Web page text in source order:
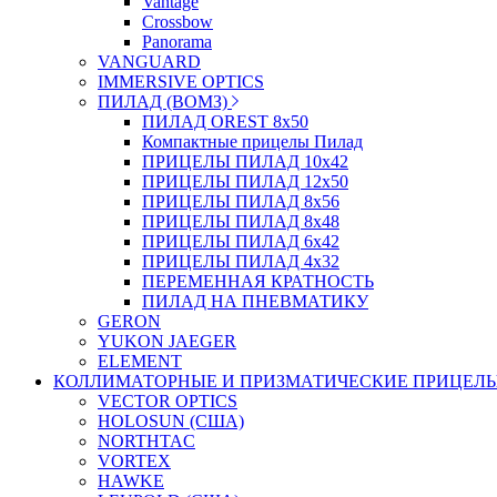
Crossbow
Panorama
VANGUARD
IMMERSIVE OPTICS
ПИЛАД (ВОМЗ)
ПИЛАД OREST 8х50
Компактные прицелы Пилад
ПРИЦЕЛЫ ПИЛАД 10х42
ПРИЦЕЛЫ ПИЛАД 12х50
ПРИЦЕЛЫ ПИЛАД 8х56
ПРИЦЕЛЫ ПИЛАД 8х48
ПРИЦЕЛЫ ПИЛАД 6х42
ПРИЦЕЛЫ ПИЛАД 4х32
ПЕРЕМЕННАЯ КРАТНОСТЬ
ПИЛАД НА ПНЕВМАТИКУ
GERON
YUKON JAEGER
ELEMENT
КОЛЛИМАТОРНЫЕ И ПРИЗМАТИЧЕСКИЕ
VECTOR OPTICS
HOLOSUN (США)
NORTHTAC
VORTEX
HAWKE